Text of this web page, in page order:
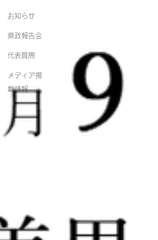
お知らせ
県政報告会
代表質問
メディア掲
載情報